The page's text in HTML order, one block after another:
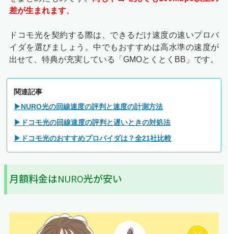
差が生まれます。
ドコモ光を契約する際は、できるだけ速度の速いプロバ
イダを選びましょう。中でもおすすめは高水準の速度が
出せて、特典が充実している「GMOとくとくBB」です。
関連記事
▶NURO光の回線速度の評判と速度の計測方法
▶ドコモ光の回線速度の評判と遅いときの対処法
▶ドコモ光のおすすめプロバイダは？全21社比較
月額料金はNURO光が安い